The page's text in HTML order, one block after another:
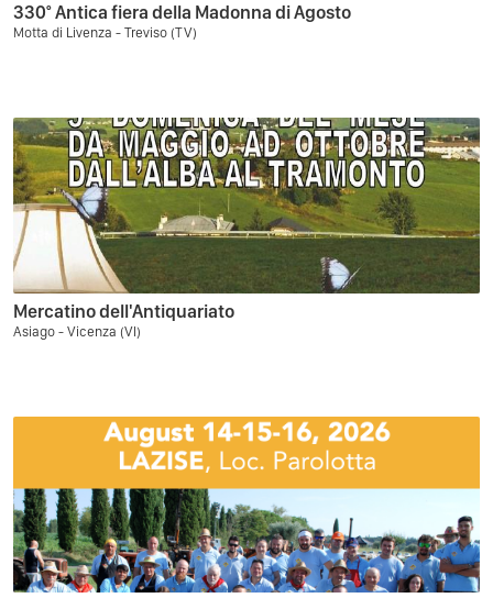
330° Antica fiera della Madonna di Agosto
Motta di Livenza - Treviso (TV)
Mercatino dell'Antiquariato
Asiago - Vicenza (VI)